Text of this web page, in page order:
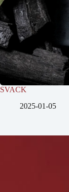
SVACK
2025-01-05